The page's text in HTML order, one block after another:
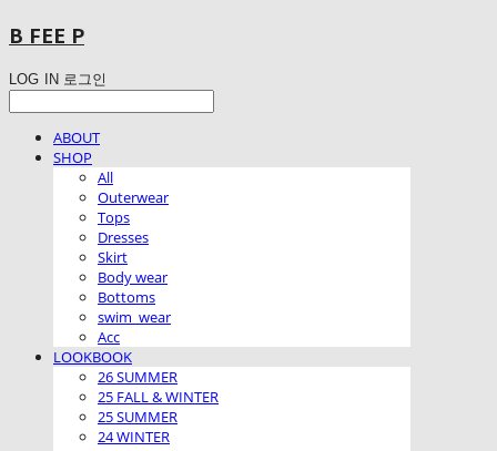
B FEE P
LOG IN 로그인
ABOUT
SHOP
All
Outerwear
Tops
Dresses
Skirt
Body wear
Bottoms
swim_wear
Acc
LOOKBOOK
26 SUMMER
25 FALL & WINTER
25 SUMMER
24 WINTER